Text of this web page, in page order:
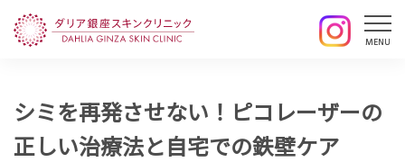
シミを再発させない！ピコレーザーの
正しい治療法と自宅での鉄壁ケア